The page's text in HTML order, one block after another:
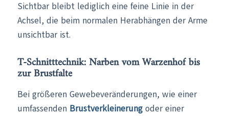
Sichtbar bleibt lediglich eine feine Linie in der
Achsel, die beim normalen Herabhängen der Arme
unsichtbar ist.
T-Schnitttechnik: Narben vom Warzenhof bis
zur Brustfalte
Bei größeren Gewebeveränderungen, wie einer
umfassenden Brustverkleinerungoder einer